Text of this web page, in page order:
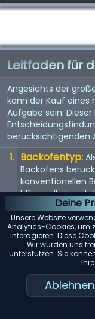
Deine
Unsere Website
Analytics-Cookies, um
interagieren. Diese
Wir würden uns
unterstützen. Sie
Ablehnen
Leitfaden für
Angesichts der
kann der Kauf eines
Aufgabe sein.
berücksichtigenden
Backofentyp:
Backofens
konventionellen
Mikrowelle
eignet sich für
Größe: Die
Ihrer Küche
Raum und
des Backofens.
Energieeffizienz:
Modelle. Diese